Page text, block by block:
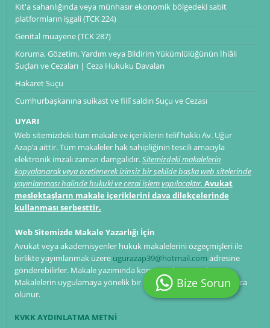
Kıt'a sahanlığında veya münhasır ekonomik bölgedeki sabit
platformların işgali (TCK 224)
Genital muayene (TCK 287)
Koruma, Gözetim, Yardım veya Bildirim Yükümlülüğünün İhlâli
Suçları ve Cezaları | Ceza Hukuku Davaları
Hakaret Suçu
Cumhurbaşkanına suikast ve fiilî saldırı Suçu ve Cezası
UYARI
Web sitemizdeki tüm makale ve içeriklerin telif hakkı Av. Uğur
Azap’a aittir. Tüm makaleler hak sahipliğinin tescili amacıyla
elektronik imzalı zaman damgalıdır.Sitemizdeki makalelerin
kopyalanarak veya özetlenerek izinsiz bir şekilde başka web sitelerinde
yayınlanması halinde hukuki ve cezai işlem yapılacaktır. Avukat
meslektaşların makale içeriklerini dava dilekçelerinde
kullanması serbesttir.
Web Sitemizde Makale Yazarlığı İçin
Avukat veya akademisyenler hukuk makalelerini özgeçmişleri ile
birlikte yayımlanmak üzere ugurazap39@hotmail.com adresine
gönderebilirler. Makale yazımında konu sınırlaması yoktur.
Makalelerin uygulamaya yönelik bir perspektifle hazırlanması rica
olunur.
KVKK AYDINLATMA METNİ
Bize Sorun